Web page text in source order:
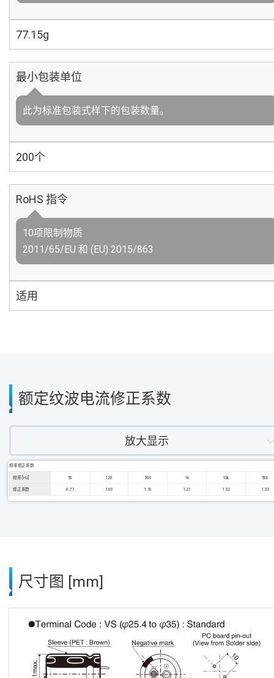
77.15g
最小包装单位
此为标准包装式样下的包装数量。
200个
RoHS 指令
10项限制物质
2011/65/EU 和 (EU) 2015/863
适用
额定纹波电流修正系数
放大显示
频率修正系数
频率 [Hz] 50 120 300 1k 10k 50k
修正系数 0.77 1.00 1.10 1.21 1.32 1.33
尺寸图 [mm]